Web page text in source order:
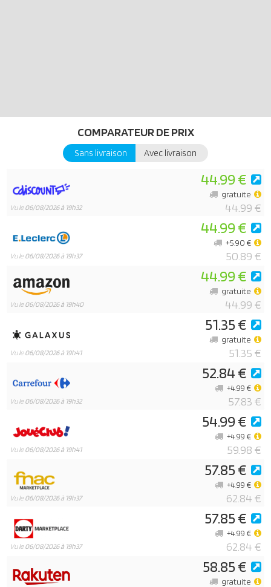
COMPARATEUR DE PRIX
Sans livraison Avec livraison
Vu le06/08/2026 à 19h32
44.99 €
44.99 €
gratuite
Vu le06/08/2026 à 19h37
44.99 €
50.89 €
+5.90 €
Vu le06/08/2026 à 19h40
44.99 €
44.99 €
gratuite
Vu le06/08/2026 à 19h41
51.35 €
51.35 €
gratuite
Vu le06/08/2026 à 19h32
52.84 €
57.83 €
+4.99 €
Vu le06/08/2026 à 19h41
54.99 €
59.98 €
+4.99 €
Vu le06/08/2026 à 19h37
57.85 €
62.84 €
+4.99 €
Vu le06/08/2026 à 19h37
57.85 €
62.84 €
+4.99 €
58.85 €
gratuite